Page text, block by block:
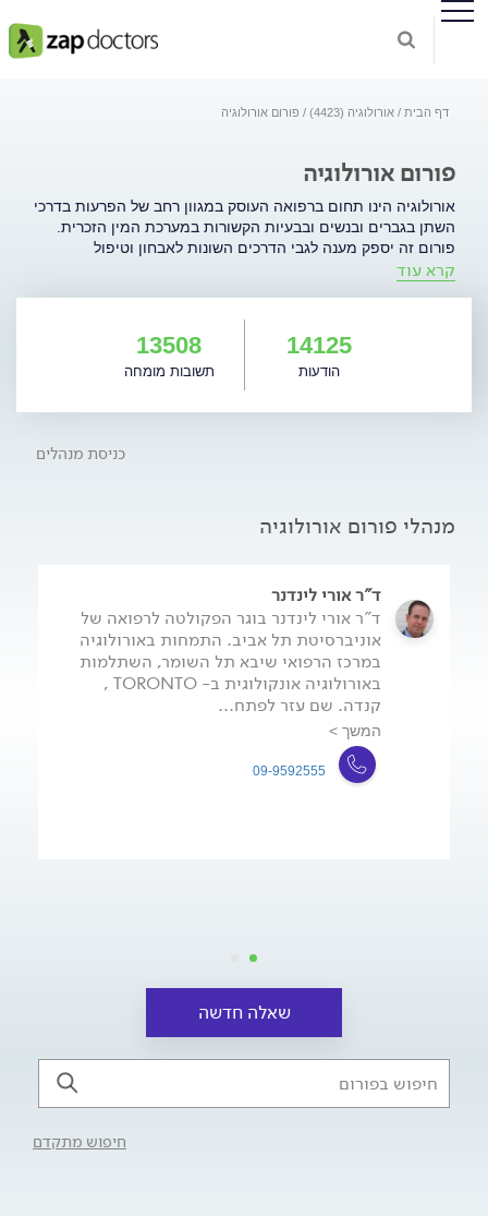
דף הבית אורולוגיה (4423) פורום אורולוגיה
פורום אורולוגיה
אורולוגיה הינו תחום ברפואה העוסק במגוון רחב של הפרעות בדרכי
השתן בגברים ובנשים ובבעיות הקשורות במערכת המין הזכרית.
פורום זה יספק מענה לגבי הדרכים השונות לאבחון וטיפול
בתופעות הקשורות למגוון רחב של בעיות אורולוגיות: אורולוגיה
שפירה של הערמונית והפרעות בהטלת שתן אבנים בדרכי השתן.
בעיות באשכים: ורידים מורחבים (וריקוצל), הצטברות נוזלים ועוד.
נושאים נוספים באורולוגיה: זיהומים בדרכי השתן, מחלות מין ועוד.
קרא עוד
14125
הודעות
13508
תשובות מומחה
כניסת מנהלים
מנהלי פורום אורולוגיה
ד"ר אורי לינדנר
ד"ר אורי לינדנר בוגר הפקולטה לרפואה של
אוניברסיטת תל אביב. התמחות באורולוגיה
במרכז הרפואי שיבא תל השומר, השתלמות
באורולוגיה אונקולוגית ב- TORONTO ,
קנדה. שם עזר לפתח...
המשך >
09-9592555
שאלה חדשה
חיפוש מתקדם